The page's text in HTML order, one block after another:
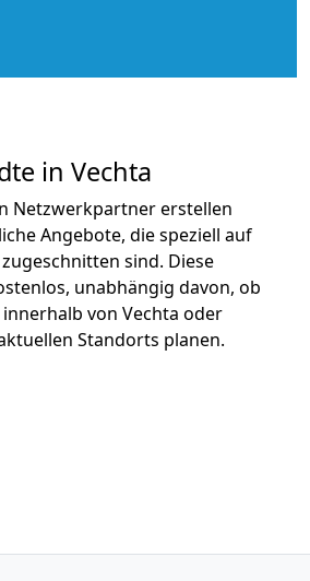
in Vechta
Netzwerkpartner erstellen
Angebote, die speziell auf
sind. Diese
unabhängig davon, ob
von Vechta oder
Standorts planen.